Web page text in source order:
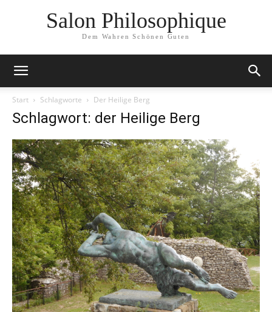
Salon Philosophique
Dem Wahren Schönen Guten
Start Schlagworte Der Heilige Berg
Schlagwort: der Heilige Berg